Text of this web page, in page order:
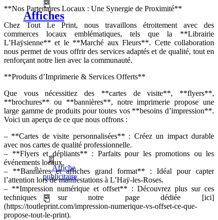
Affiche
publicitaire
Affiches
**Nos Partenaires Locaux : Une Synergie de Proximité**
Chez Tout Le Print, nous travaillons étroitement avec des
commerces locaux emblématiques, tels que la **Librairie
L’Haÿsienne** et le **Marché aux Fleurs**. Cette collaboration
nous permet de vous offrir des services adaptés et de qualité, tout en
renforçant notre lien avec la communauté.
**Produits d’Imprimerie & Services Offerts**
Que vous nécessitiez des **cartes de visite**, **flyers**,
**brochures** ou **bannières**, notre imprimerie propose une
large gamme de produits pour toutes vos **besoins d’impression**.
Voici un aperçu de ce que nous offrons :
– **Cartes de visite personnalisées** : Créez un impact durable
avec nos cartes de qualité professionnelle.
– **Flyers et dépliants** : Parfaits pour les promotions ou les
événements locaux.
– **Bannières et affiches grand format** : Idéal pour capter
l’attention lors de manifestations à L’Haÿ-les-Roses.
– **Impression numérique et offset** : Découvrez plus sur ces
techniques sur notre page dédiée [ici]
(https://toutleprint.com/impression-numerique-vs-offset-ce-que-
propose-tout-le-print).